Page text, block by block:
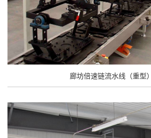
廊坊倍速链流水线（重型）